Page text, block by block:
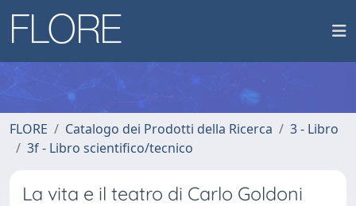
FLORE Catalogo dei Prodotti della Ricerca
3 - Libro
3f - Libro scientifico/tecnico
La vita e il teatro di Carlo Goldoni